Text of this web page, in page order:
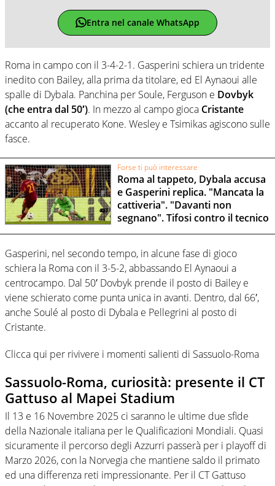
Entra nel canale WhatsApp
Roma in campo con il 3-4-2-1. Gasperini schiera un tridente
inedito con Bailey, alla prima da titolare, ed El Aynaoui alle
spalle di Dybala. Panchina per Soule, Ferguson e Dovbyk
(che entra dal 50′). In mezzo al campo gioca Cristante
accanto al recuperato Kone. Wesley e Tsimikas agiscono sulle
fasce.
Forse ti può interessare
Roma al tappeto, Dybala accusa
e Gasperini replica. "Mancata la
cattiveria". "Davanti non
segnano". Tifosi contro il tecnico
Gasperini, nel secondo tempo, in alcune fase di gioco
schiera la Roma con il 3-5-2, abbassando El Aynaoui a
centrocampo. Dal 50′ Dovbyk prende il posto di Bailey e
viene schierato come punta unica in avanti. Dentro, dal 66′,
anche Soulé al posto di Dybala e Pellegrini al posto di
Cristante.
Clicca qui per rivivere i momenti salienti di Sassuolo-Roma
Sassuolo-Roma, curiosità: presente il CT
Gattuso al Mapei Stadium
Il 13 e 16 Novembre 2025 ci saranno le ultime due sfide
della Nazionale italiana per le Qualificazioni Mondiali. Quasi
sicuramente il percorso degli Azzurri passerà per i playoff di
Marzo 2026, con la Norvegia che mantiene saldo il primato
ed una differenza reti impressionante. Per il CT Gattuso